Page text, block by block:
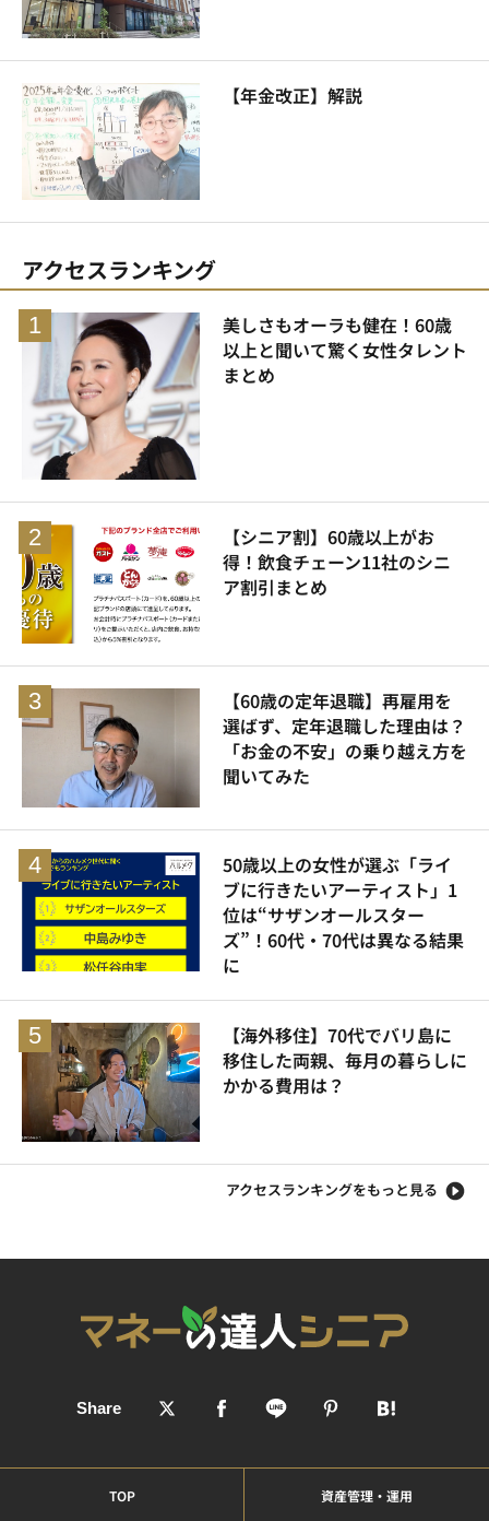
【年金改正】解説
アクセスランキング
美しさもオーラも健在！60歳
以上と聞いて驚く女性タレント
まとめ
【シニア割】60歳以上がお
得！飲食チェーン11社のシニ
ア割引まとめ
【60歳の定年退職】再雇用を
選ばず、定年退職した理由は？
「お金の不安」の乗り越え方を
聞いてみた
50歳以上の女性が選ぶ「ライ
ブに行きたいアーティスト」1
位は“サザンオールスター
ズ”！60代・70代は異なる結果
に
【海外移住】70代でバリ島に
移住した両親、毎月の暮らしに
かかる費用は？
アクセスランキングをもっと見る
TOP 資産管理・運用